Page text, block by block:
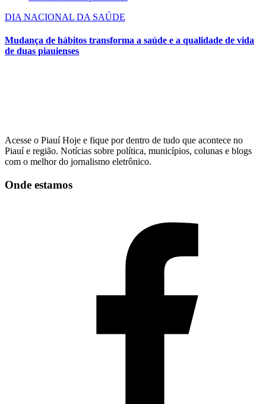
DIA NACIONAL DA SAÚDE
Mudança de hábitos transforma a saúde e a qualidade de vida
de duas piauienses
Acesse o Piauí Hoje e fique por dentro de tudo que acontece no
Piauí e região. Notícias sobre política, municípios, colunas e blogs
com o melhor do jornalismo eletrônico.
Onde estamos